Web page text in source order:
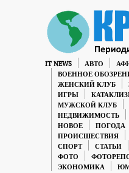
IT NEWS АВТО
ВОЕННОЕ
ЖЕНСКИЙ КЛУБ
ИГРЫ
МУЖСКОЙ КЛУБ
НЕДВИЖИМОСТЬ
НОВОЕ
ПОГОДА
ПРОИСШЕСТВИЯ
СПОРТ
СТАТЬИ
ФОТО
ЭКОНОМИКА